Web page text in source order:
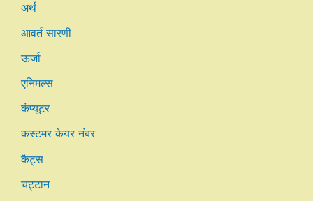
अर्थ
आवर्त सारणी
ऊर्जा
एनिमल्स
कंप्यूटर
कस्टमर केयर नंबर
कैट्स
चट्टान